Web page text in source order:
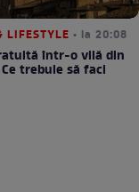
LIFESTYLE • la 20:08
într-o vilă din
trebuie să faci